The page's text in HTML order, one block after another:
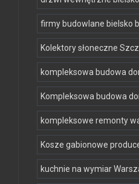
firmy budowlane bielsko
Kolektory słoneczne
kompleksowa budowa
Kompleksowa budowa
kompleksowe remonty
Kosze gabionowe
kuchnie na wymiar